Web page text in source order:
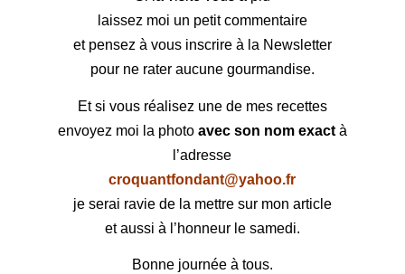
laissez moi un petit commentaire
et pensez à vous inscrire à la Newsletter
pour ne rater aucune gourmandise.
Et si vous réalisez une de mes recettes
envoyez moi la photo avec son nom exactà
l’adresse
croquantfondant@yahoo.fr
je serai ravie de la mettre sur mon article
et aussi à l’honneur le samedi.
Bonne journée à tous.